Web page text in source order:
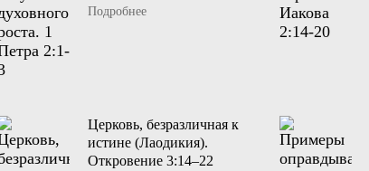
Подробнее
Церковь, безразличная к
истине (Лаодикия).
Откровение 3:14–22